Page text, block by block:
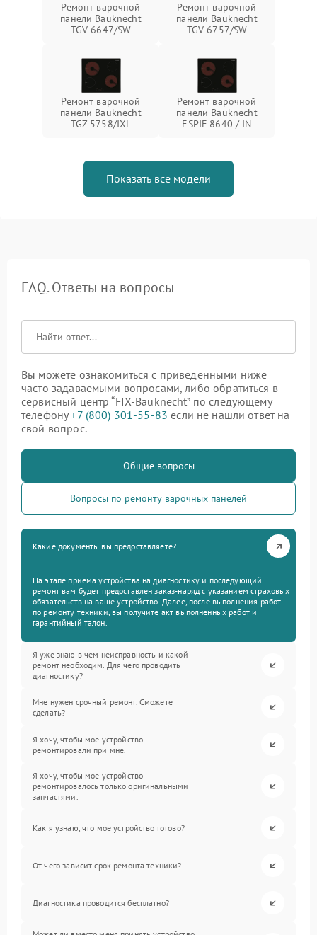
Ремонт варочной
панели Bauknecht
TGV 6647/SW
Ремонт варочной
панели Bauknecht
TGV 6757/SW
Ремонт варочной
панели Bauknecht
TGZ 5758/IXL
Ремонт варочной
панели Bauknecht
ESPIF 8640 / IN
Показать все модели
FAQ. Ответы на вопросы
Вы можете ознакомиться с приведенными ниже
часто задаваемыми вопросами, либо обратиться в
сервисный центр “FIX-Bauknecht” по следующему
телефону+7 (800) 301-55-83 если не нашли ответ на
свой вопрос.
Общие вопросы
Вопросы по ремонту варочных панелей
Какие документы вы предоставляете?
На этапе приема устройства на диагностику и последующий
ремонт вам будет предоставлен заказ-наряд с указанием страховых
обязательств на ваше устройство. Далее, после выполнения работ
по ремонту техники, вы получите акт выполненных работ и
гарантийный талон.
Я уже знаю в чем неисправность и какой
ремонт необходим. Для чего проводить
диагностику?
Мне нужен срочный ремонт. Сможете
сделать?
Я хочу, чтобы мое устройство
ремонтировали при мне.
Я хочу, чтобы мое устройство
ремонтировалось только оригинальными
запчастями.
Как я узнаю, что мое устройство готово?
От чего зависит срок ремонта техники?
Диагностика проводится бесплатно?